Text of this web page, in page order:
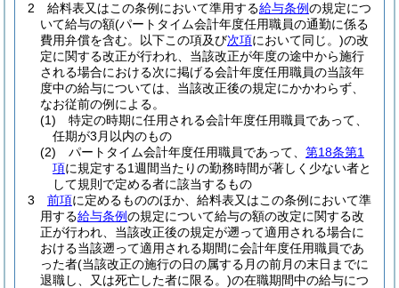
2
給料表又はこの条例において準用する給与条例の規定につ
いて給与の額(パートタイム会計年度任用職員の通勤に係る
費用弁償を含む。以下この項及び次項において同じ。)の改
定に関する改正が行われ、当該改正が年度の途中から施行
される場合における次に掲げる会計年度任用職員の当該年
度中の給与については、当該改正後の規定にかかわらず、
なお従前の例による。
(1)
特定の時期に任用される会計年度任用職員であって、
任期が3月以内のもの
(2)
パートタイム会計年度任用職員であって、 第18条第1
項に規定する1週間当たりの勤務時間が著しく少ない者と
して規則で定める者に該当するもの
3
前項に定めるもののほか、給料表又はこの条例において準
用する給与条例の規定について給与の額の改定に関する改
正が行われ、当該改正後の規定が遡って適用される場合に
おける当該遡って適用される期間に会計年度任用職員であ
った者(当該改正の施行の日の属する月の前月の末日までに
退職し、又は死亡した者に限る。)の在職期間中の給与につ